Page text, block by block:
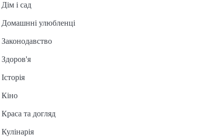
Дім і сад
Домашнні улюбленці
Законодавство
Здоров'я
Історія
Кіно
Краса та догляд
Кулінарія